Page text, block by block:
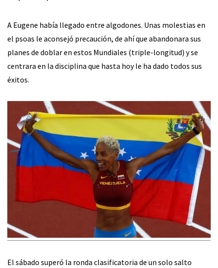
A Eugene había llegado entre algodones. Unas molestias en
el psoas le aconsejó precaución, de ahí que abandonara sus
planes de doblar en estos Mundiales (triple-longitud) y se
centrara en la disciplina que hasta hoy le ha dado todos sus
éxitos.
El sábado superó la ronda clasificatoria de un solo salto